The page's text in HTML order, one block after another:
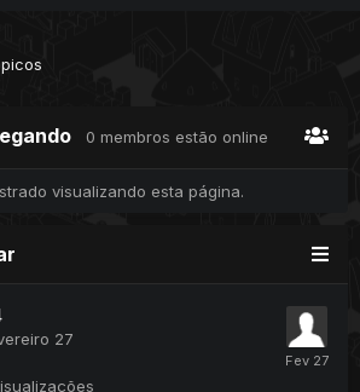
0 membros estão online
visualizando esta página.
27